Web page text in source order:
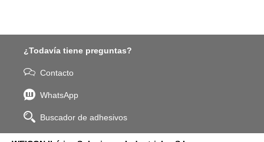
¿Todavía tiene preguntas?
Contacto
WhatsApp
Buscador de adhesivos